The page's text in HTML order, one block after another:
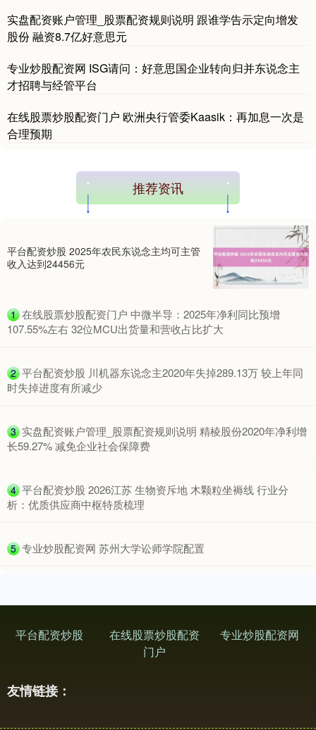
实盘配资账户管理_股票配资规则说明 跟谁学告示定向增发
股份 融资8.7亿好意思元
专业炒股配资网 ISG请问：好意思国企业转向归并东说念主
才招聘与经管平台
在线股票炒股配资门户 欧洲央行管委Kaasik：再加息一次是
合理预期
推荐资讯
平台配资炒股 2025年农民东说念主均可主管
收入达到24456元
1 ​在线股票炒股配资门户 中微半导：2025年净利同比预增
107.55%左右 32位MCU出货量和营收占比扩大
2 ​平台配资炒股 川机器东说念主2020年失掉289.13万 较上年同
时失掉进度有所减少
3 ​实盘配资账户管理_股票配资规则说明 精棱股份2020年净利增
长59.27% 减免企业社会保障费
4 ​平台配资炒股 2026江苏 生物资斥地 木颗粒坐褥线 行业分
析：优质供应商中枢特质梳理
5 ​专业炒股配资网 苏州大学讼师学院配置
平台配资炒股
在线股票炒股配资
门户
专业炒股配资网
友情链接：